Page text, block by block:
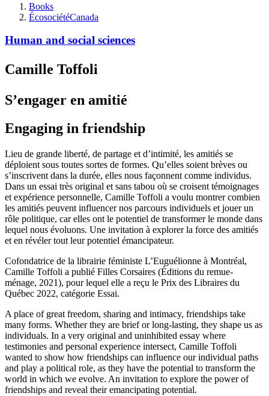
Books
ÉcosociétéCanada
Human and social sciences
Camille Toffoli
S’engager en amitié
Engaging in friendship
Lieu de grande liberté, de partage et d’intimité, les amitiés se
déploient sous toutes sortes de formes. Qu’elles soient brèves ou
s’inscrivent dans la durée, elles nous façonnent comme individus.
Dans un essai très original et sans tabou où se croisent témoignages
et expérience personnelle, Camille Toffoli a voulu montrer combien
les amitiés peuvent influencer nos parcours individuels et jouer un
rôle politique, car elles ont le potentiel de transformer le monde dans
lequel nous évoluons. Une invitation à explorer la force des amitiés
et en révéler tout leur potentiel émancipateur.
Cofondatrice de la librairie féministe L’Euguélionne à Montréal,
Camille Toffoli a publié Filles Corsaires (Éditions du remue-
ménage, 2021), pour lequel elle a reçu le Prix des Libraires du
Québec 2022, catégorie Essai.
A place of great freedom, sharing and intimacy, friendships take
many forms. Whether they are brief or long-lasting, they shape us as
individuals. In a very original and uninhibited essay where
testimonies and personal experience intersect, Camille Toffoli
wanted to show how friendships can influence our individual paths
and play a political role, as they have the potential to transform the
world in which we evolve. An invitation to explore the power of
friendships and reveal their emancipating potential.